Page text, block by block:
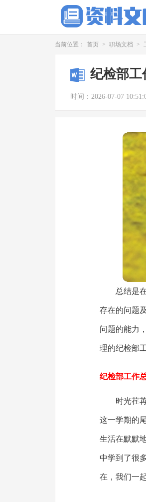
当前位置： 首页 > 职场文档 >
纪检部工
时间：2026-07-07
总结是
存在的问题
问题的能力
理的纪检部
纪检部工作
时光荏
这一学期的
生活在默默
中学到了很
在，我们一